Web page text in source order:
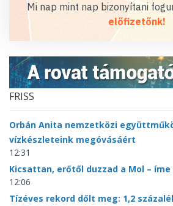
Mi nap mint nap bizonyítani
előfizetőnk!
FRISS
Orbán Anita nemzetközi
vízkészleteink megóvásáért
12:31
Kicsattan, erőtől duzzad a Mol –
12:06
Tízéves rekord dőlt meg: 1,2